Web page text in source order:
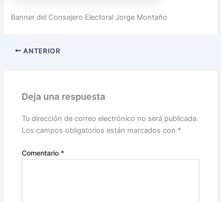
Banner del Consejero Electoral Jorge Montaño
ANTERIOR
Deja una respuesta
Tu dirección de correo electrónico no será publicada.
Los campos obligatorios están marcados con *
Comentario *